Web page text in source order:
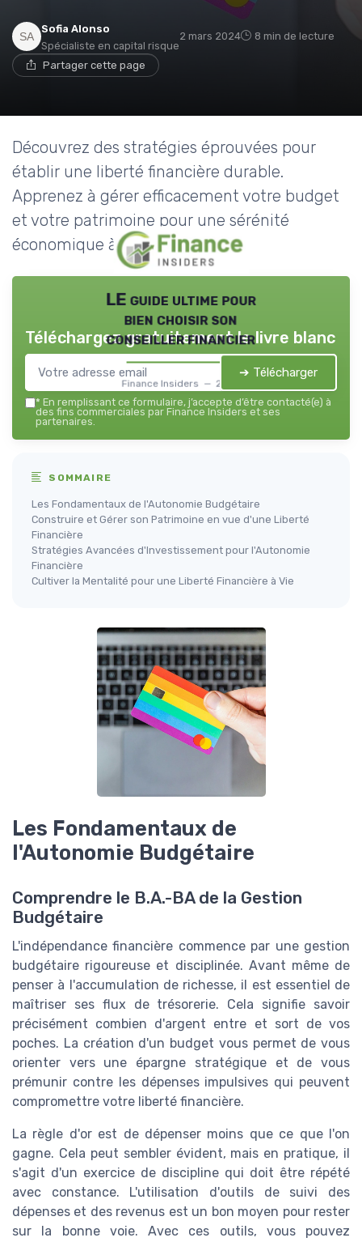
Sofia Alonso
Spécialiste en capital risque
2 mars 2024 8 min de lecture
Partager cette page
Découvrez des stratégies éprouvées pour
établir une liberté financière durable.
Apprenez à gérer efficacement votre budget
et votre patrimoine pour une sérénité
économique à long terme.
LE guide ultime pour
bien choisir son
conseiller financier
Finance Insiders — 2026
Téléchargez gratuitement le livre blanc
➔ Télécharger
* En remplissant ce formulaire, j’accepte d’être contacté(e) à
des fins commerciales par Finance Insiders et ses
partenaires.
SOMMAIRE
Les Fondamentaux de l'Autonomie Budgétaire
Construire et Gérer son Patrimoine en vue d'une Liberté
Financière
Stratégies Avancées d'Investissement pour l'Autonomie
Financière
Cultiver la Mentalité pour une Liberté Financière à Vie
Les Fondamentaux de
l'Autonomie Budgétaire
Comprendre le B.A.-BA de la Gestion
Budgétaire
L'indépendance financière commence par une gestion
budgétaire rigoureuse et disciplinée. Avant même de
penser à l'accumulation de richesse, il est essentiel de
maîtriser ses flux de trésorerie. Cela signifie savoir
précisément combien d'argent entre et sort de vos
poches. La création d'un budget vous permet de vous
orienter vers une épargne stratégique et de vous
prémunir contre les dépenses impulsives qui peuvent
compromettre votre liberté financière.
La règle d'or est de dépenser moins que ce que l'on
gagne. Cela peut sembler évident, mais en pratique, il
s'agit d'un exercice de discipline qui doit être répété
avec constance. L'utilisation d'outils de suivi des
dépenses et des revenus est un bon moyen pour rester
sur la bonne voie. Avec ces outils, vous pouvez